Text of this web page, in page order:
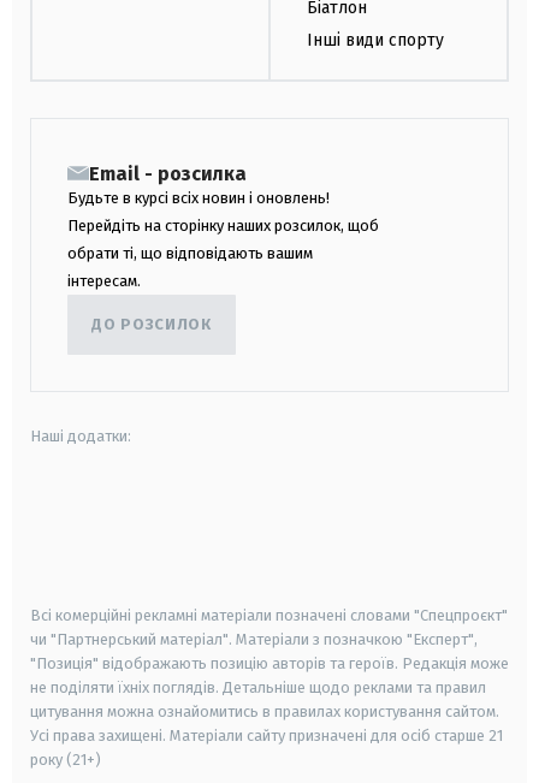
Біатлон
Інші види спорту
Email - розсилка
Будьте в курсі всіх новин і оновлень!
Перейдіть на сторінку наших розсилок, щоб
обрати ті, що відповідають вашим
інтересам.
ДО РОЗСИЛОК
Наші додатки:
Всі комерційні рекламні матеріали позначені словами "Спецпроєкт"
чи "Партнерський матеріал". Матеріали з позначкою "Експерт",
"Позиція" відображають позицію авторів та героїв. Редакція може
не поділяти їхніх поглядів. Детальніше щодо реклами та правил
цитування можна ознайомитись в правилах користування сайтом.
Усі права захищені. Матеріали сайту призначені для осіб старше 21
року (21+)